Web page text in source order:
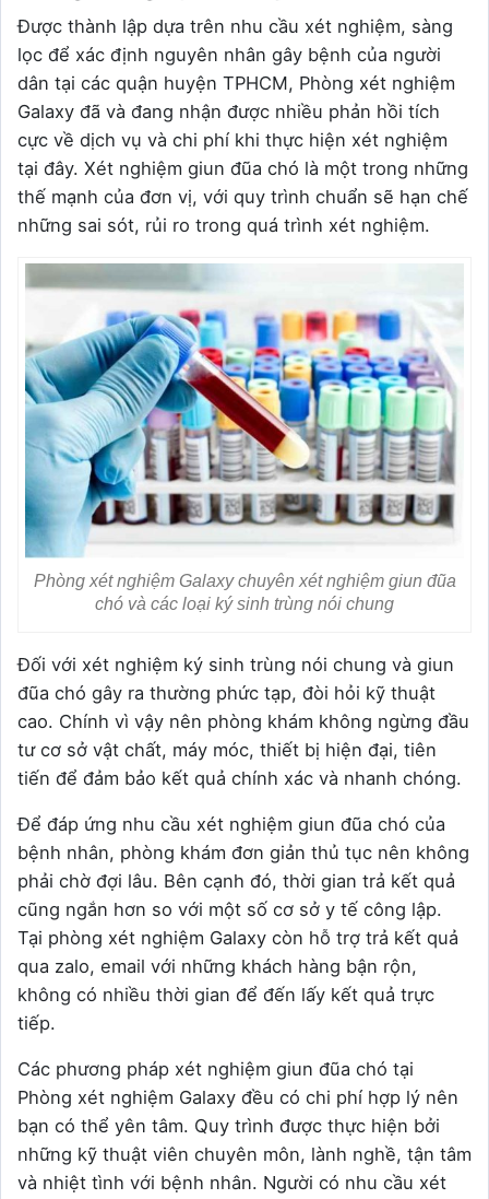
Được thành lập dựa trên nhu cầu xét nghiệm, sàng
lọc để xác định nguyên nhân gây bệnh của người
dân tại các quận huyện TPHCM, Phòng xét nghiệm
Galaxy đã và đang nhận được nhiều phản hồi tích
cực về dịch vụ và chi phí khi thực hiện xét nghiệm
tại đây. Xét nghiệm giun đũa chó là một trong những
thế mạnh của đơn vị, với quy trình chuẩn sẽ hạn chế
những sai sót, rủi ro trong quá trình xét nghiệm.
Phòng xét nghiệm Galaxy chuyên xét nghiệm giun đũa
chó và các loại ký sinh trùng nói chung
Đối với xét nghiệm ký sinh trùng nói chung và giun
đũa chó gây ra thường phức tạp, đòi hỏi kỹ thuật
cao. Chính vì vậy nên phòng khám không ngừng đầu
tư cơ sở vật chất, máy móc, thiết bị hiện đại, tiên
tiến để đảm bảo kết quả chính xác và nhanh chóng.
Để đáp ứng nhu cầu xét nghiệm giun đũa chó của
bệnh nhân, phòng khám đơn giản thủ tục nên không
phải chờ đợi lâu. Bên cạnh đó, thời gian trả kết quả
cũng ngắn hơn so với một số cơ sở y tế công lập.
Tại phòng xét nghiệm Galaxy còn hỗ trợ trả kết quả
qua zalo, email với những khách hàng bận rộn,
không có nhiều thời gian để đến lấy kết quả trực
tiếp.
Các phương pháp xét nghiệm giun đũa chó tại
Phòng xét nghiệm Galaxy đều có chi phí hợp lý nên
bạn có thể yên tâm. Quy trình được thực hiện bởi
những kỹ thuật viên chuyên môn, lành nghề, tận tâm
và nhiệt tình với bệnh nhân. Người có nhu cầu xét